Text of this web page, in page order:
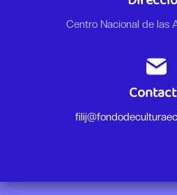
Centro Nacional de las